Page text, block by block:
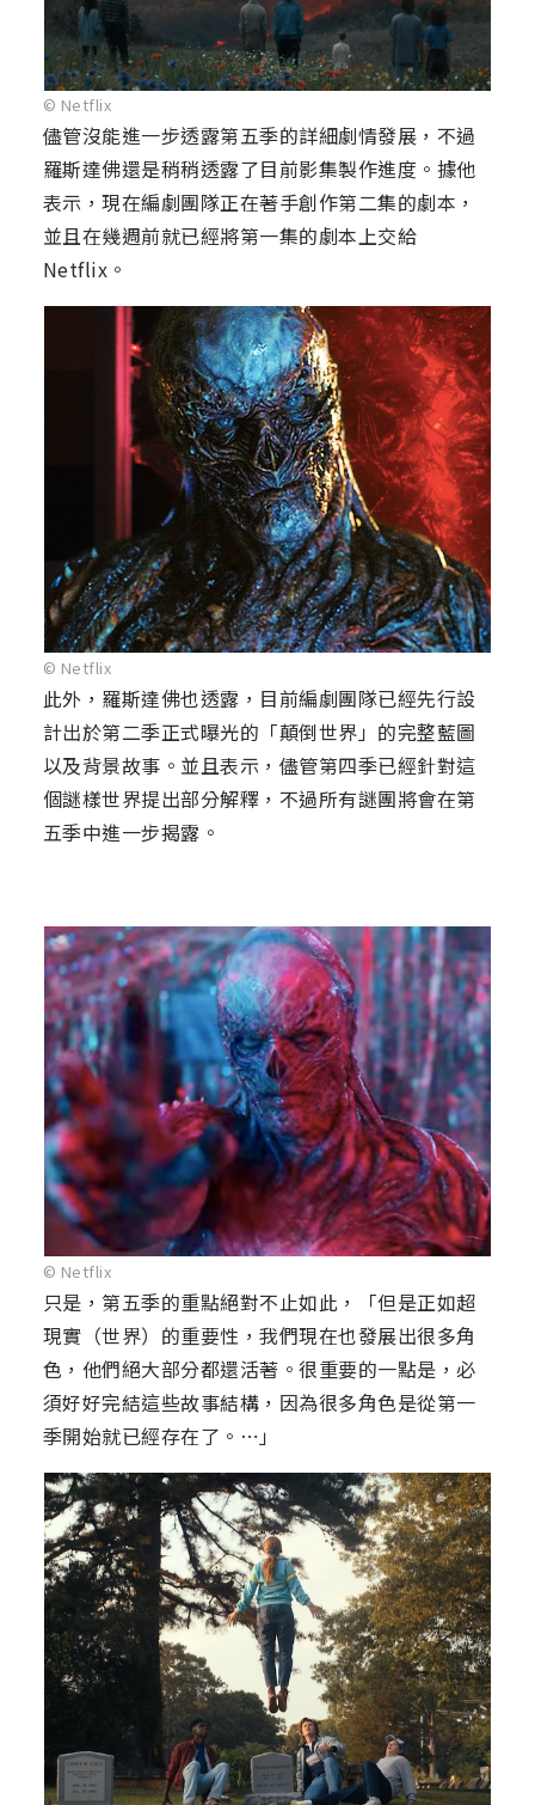
© Netflix
儘管沒能進一步透露第五季的詳細劇情發展，不過
羅斯達佛還是稍稍透露了目前影集製作進度。據他
表示，現在編劇團隊正在著手創作第二集的劇本，
並且在幾週前就已經將第一集的劇本上交給
Netflix。
© Netflix
此外，羅斯達佛也透露，目前編劇團隊已經先行設
計出於第二季正式曝光的「顛倒世界」的完整藍圖
以及背景故事。並且表示，儘管第四季已經針對這
個謎樣世界提出部分解釋，不過所有謎團將會在第
五季中進一步揭露。
© Netflix
只是，第五季的重點絕對不止如此，「但是正如超
現實（世界）的重要性，我們現在也發展出很多角
色，他們絕大部分都還活著。很重要的一點是，必
須好好完結這些故事結構，因為很多角色是從第一
季開始就已經存在了。⋯」